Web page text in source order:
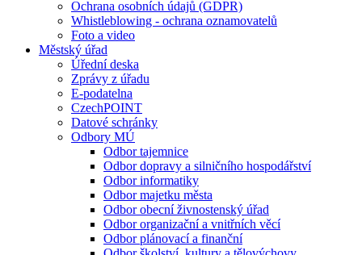
Ochrana osobních údajů (GDPR)
Whistleblowing - ochrana oznamovatelů
Foto a video
Městský úřad
Úřední deska
Zprávy z úřadu
E-podatelna
CzechPOINT
Datové schránky
Odbory MÚ
Odbor tajemnice
Odbor dopravy a silničního hospodářství
Odbor informatiky
Odbor majetku města
Odbor obecní živnostenský úřad
Odbor organizační a vnitřních věcí
Odbor plánovací a finanční